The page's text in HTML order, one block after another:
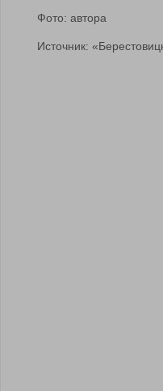
Фото: автора
Источник: